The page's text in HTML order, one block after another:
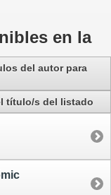
en la
del autor para
título/s del listado